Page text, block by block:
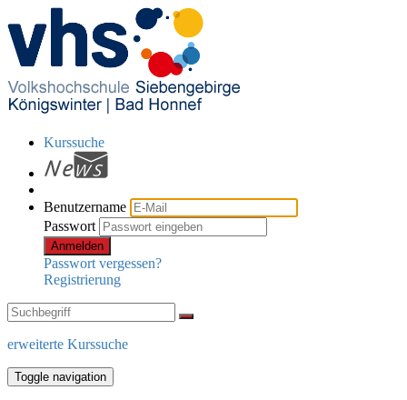
Kurssuche
Benutzername
Passwort
Anmelden
Passwort vergessen?
Registrierung
erweiterte Kurssuche
Toggle navigation